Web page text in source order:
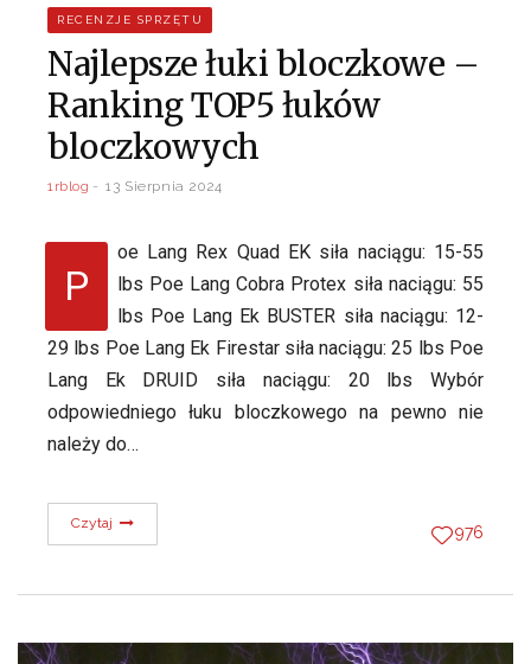
RECENZJE SPRZĘTU
Najlepsze łuki bloczkowe –
Ranking TOP5 łuków
bloczkowych
1rblog 13 Sierpnia 2024
P
oe Lang Rex Quad EK siła naciągu: 15-55
lbs Poe Lang Cobra Protex siła naciągu: 55
lbs Poe Lang Ek BUSTER siła naciągu: 12-
29 lbs Poe Lang Ek Firestar siła naciągu: 25 lbs Poe
Lang Ek DRUID siła naciągu: 20 lbs Wybór
odpowiedniego łuku bloczkowego na pewno nie
należy do…
Czytaj 976